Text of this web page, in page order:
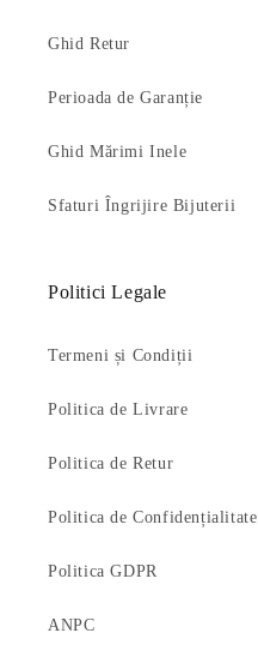
Ghid Retur
Perioada de Garanție
Ghid Mărimi Inele
Sfaturi Îngrijire Bijuterii
Politici Legale
Termeni și Condiții
Politica de Livrare
Politica de Retur
Politica de Confidențialitate
Politica GDPR
ANPC